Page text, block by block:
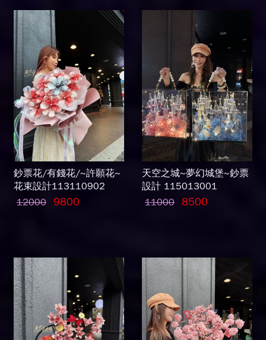
鈔票花/有錢花/~許願花~
花束設計113110902
12000 9800
天空之城~夢幻城堡~鈔票
設計 115013001
11000 8500